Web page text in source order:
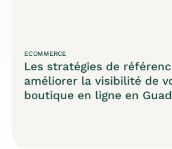
ECOMMERCE
Les stratégies de
améliorer la visibilité de
boutique en ligne en